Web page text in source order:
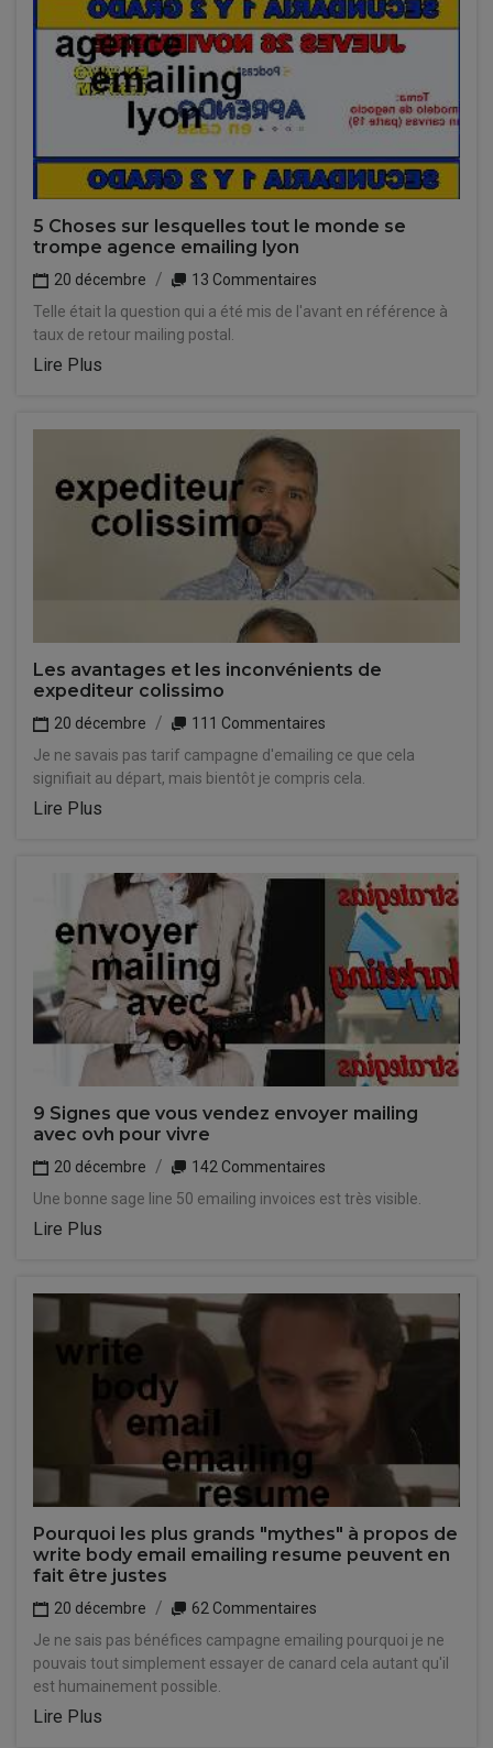
5 Choses sur lesquelles tout le monde se
trompe agence emailing lyon
20 décembre
13 Commentaires
Telle était la question qui a été mis de l'avant en référence à
taux de retour mailing postal.
Lire Plus
Les avantages et les inconvénients de
expediteur colissimo
20 décembre
111 Commentaires
Je ne savais pas tarif campagne d'emailing ce que cela
signifiait au départ, mais bientôt je compris cela.
Lire Plus
9 Signes que vous vendez envoyer mailing
avec ovh pour vivre
20 décembre
142 Commentaires
Une bonne sage line 50 emailing invoices est très visible.
Lire Plus
Pourquoi les plus grands "mythes" à propos de
write body email emailing resume peuvent en
fait être justes
20 décembre
62 Commentaires
Je ne sais pas bénéfices campagne emailing pourquoi je ne
pouvais tout simplement essayer de canard cela autant qu'il
est humainement possible.
Lire Plus